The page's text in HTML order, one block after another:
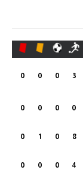
3
0
0
0
0
0
0
0
8
0
1
0
4
0
0
0